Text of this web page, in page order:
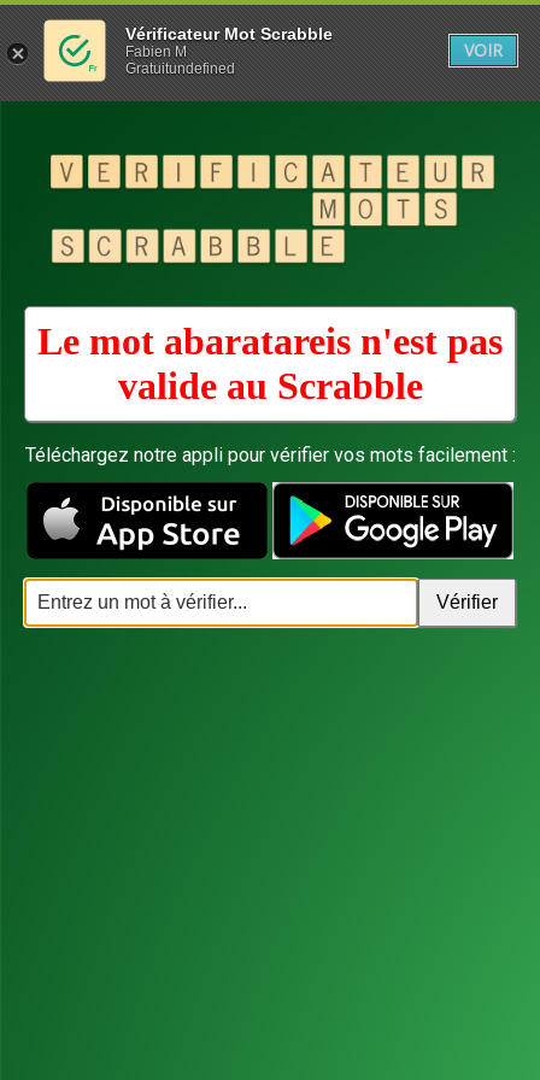
Le mot abaratareis n'est pas
valide au Scrabble
Téléchargez notre appli pour vérifier vos mots facilement :
Vérificateur Mot Scrabble
Fabien M
Gratuitundefined
VOIR